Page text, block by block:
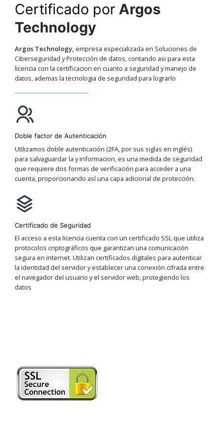
Certificado por Argos
Technology
Argos Technology, empresa especializada en Soluciones de
Ciberseguridad y Protección de datos, contando asi para esta
licencia con la certificacion en cuanto a seguridad y manejo de
datos, ademas la tecnologia de seguridad para lograrlo
Doble factor de Autenticación
Utilizamos doble autenticación (2FA, por sus siglas en inglés)
para salvaguardar la y informacion, es una medida de seguridad
que requiere dos formas de verificación para acceder a una
cuenta, proporcionando así una capa adicional de protección.
Certificado de Seguridad
El acceso a esta licencia cuenta con un certificado SSL que utiliza
protocolos criptográficos que garantizan una comunicación
segura en internet. Utilizan certificados digitales para autenticar
la identidad del servidor y establecer una conexión cifrada entre
el navegador del usuario y el servidor web, protegiendo los
datos